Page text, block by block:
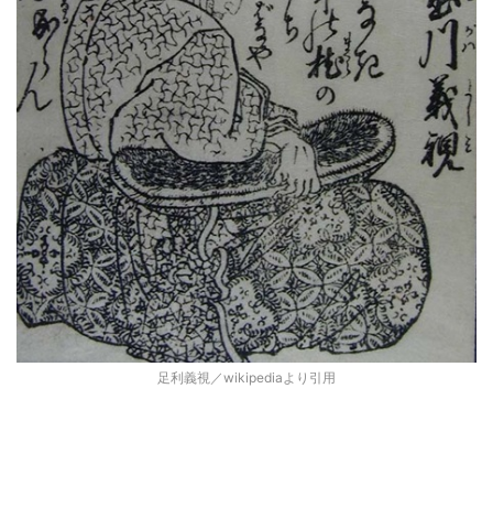
足利義視／wikipediaより引用